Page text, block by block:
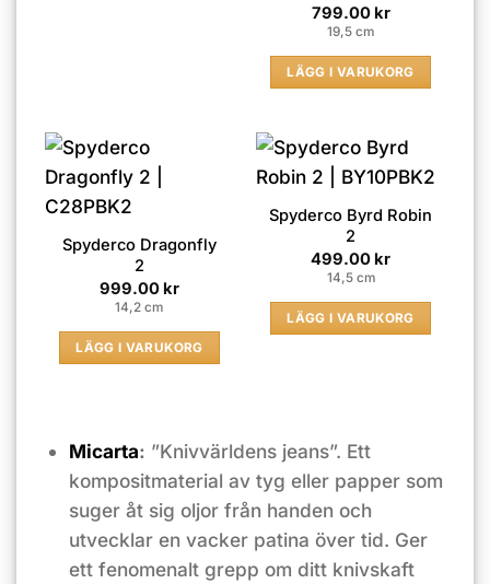
Betygsatt5
av 5
799.00 kr
19,5 cm
LÄGG I VARUKORG
Spyderco Dragonfly
2
999.00 kr
14,2 cm
LÄGG I VARUKORG
Spyderco Byrd Robin
2
499.00 kr
14,5 cm
LÄGG I VARUKORG
Micarta: ”Knivvärldens jeans”. Ett
kompositmaterial av tyg eller papper som
suger åt sig oljor från handen och
utvecklar en vacker patina över tid. Ger
ett fenomenalt grepp om ditt knivskaft